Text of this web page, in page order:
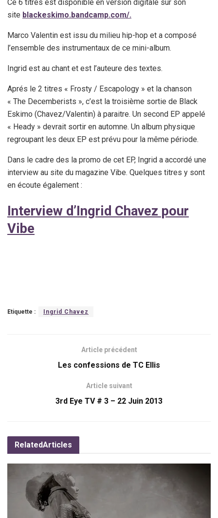
Ce 6 titres est disponible en version digitale sur son
site blackeskimo.bandcamp.com/.
Marco Valentin est issu du milieu hip-hop et a composé
l’ensemble des instrumentaux de ce mini-album.
Ingrid est au chant et est l’auteure des textes.
Aprés le 2 titres « Frosty / Escapology » et la chanson
« The Decemberists », c’est la troisième sortie de Black
Eskimo (Chavez/Valentin) à paraitre. Un second EP appelé
« Heady » devrait sortir en automne. Un album physique
regroupant les deux EP est prévu pour la même période.
Dans le cadre des la promo de cet EP, Ingrid a accordé une
interview au site du magazine Vibe. Quelques titres y sont
en écoute également :
Interview d’Ingrid Chavez pour
Vibe
Etiquette : Ingrid Chavez
Article précédent
Les confessions de TC Ellis
Article suivant
3rd Eye TV # 3 – 22 Juin 2013
RelatedArticles